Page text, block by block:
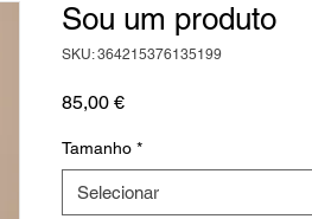
Sou um produto
SKU: 364215376135199
85,00 €Preço
Tamanho *
Selecionar